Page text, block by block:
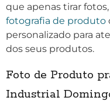
que apenas tirar
fotografia de produto
personalizado para
dos seus produtos.
Foto de Produto
Industrial